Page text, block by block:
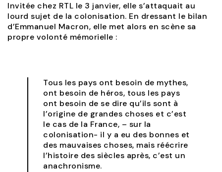
Invitée chez RTL le 3 janvier, elle s’attaquait au
lourd sujet de la colonisation. En dressant le bilan
d’Emmanuel Macron, elle met alors en scène sa
propre volonté mémorielle :
Tous les pays ont besoin de mythes,
ont besoin de héros, tous les pays
ont besoin de se dire qu’ils sont à
l’origine de grandes choses et c’est
le cas de la France, – sur la
colonisation- il y a eu des bonnes et
des mauvaises choses, mais réécrire
l’histoire des siècles après, c’est un
anachronisme.